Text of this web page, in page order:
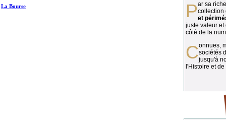
La Bourse Par sa richesse et sa diversité, lacollection
et
juste valeur et
côté de la
Connues, méconnues, ou inconnues, lessociétés
jusqu'à
l'Histoire et